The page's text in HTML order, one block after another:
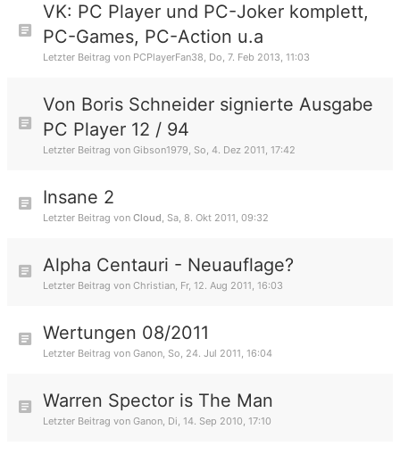
VK: PC Player und PC-Joker komplett,
PC-Games, PC-Action u.a
Letzter Beitrag von PCPlayerFan38, Do, 7. Feb 2013, 11:03
Von Boris Schneider signierte Ausgabe
PC Player 12 / 94
Letzter Beitrag von Gibson1979, So, 4. Dez 2011, 17:42
Insane 2
Letzter Beitrag von Cloud, Sa, 8. Okt 2011, 09:32
Alpha Centauri - Neuauflage?
Letzter Beitrag von Christian, Fr, 12. Aug 2011, 16:03
Wertungen 08/2011
Letzter Beitrag von Ganon, So, 24. Jul 2011, 16:04
Warren Spector is The Man
Letzter Beitrag von Ganon, Di, 14. Sep 2010, 17:10